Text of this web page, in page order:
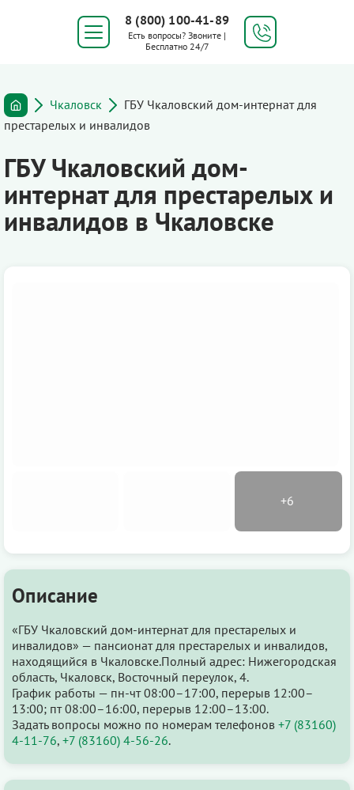
8 (800) 100-41-89
Есть вопросы? Звоните |
Бесплатно 24/7
Чкаловск
ГБУ Чкаловский дом-интернат для
престарелых и инвалидов
ГБУ Чкаловский дом-
интернат для престарелых и
инвалидов в Чкаловске
Описание
«ГБУ Чкаловский дом-интернат для престарелых и
инвалидов» — пансионат для престарелых и инвалидов,
находящийся в Чкаловске.Полный адрес: Нижегородская
область, Чкаловск, Восточный переулок, 4.
График работы — пн-чт 08:00–17:00, перерыв 12:00–
13:00; пт 08:00–16:00, перерыв 12:00–13:00.
Задать вопросы можно по номерам телефонов +7 (83160)
4-11-76, +7 (83160) 4-56-26.